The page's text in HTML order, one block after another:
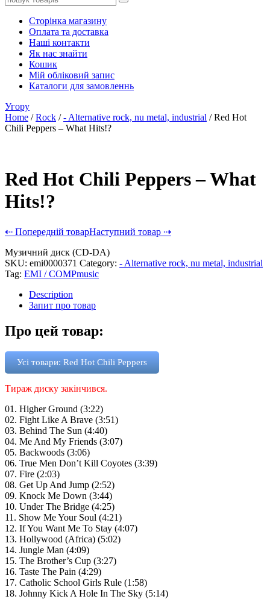
Сторінка магазину
Оплата та доставка
Наші контакти
Як нас знайти
Кошик
Мій обліковий запис
Каталоги для замовленнь
Угору
Home /Rock /- Alternative rock, nu metal, industrial / Red Hot
Chili Peppers – What Hits!?
Red Hot Chili Peppers – What
Hits!?
⇠ Попередній товарНаступний товар ⇢
Музичний диск (CD-DA)
SKU: emi0000371 Category: - Alternative rock, nu metal, industrial
Tag: EMI / COMPmusic
Description
Запит про товар
Про цей товар:
Усі товари: Red Hot Chili Peppers
Тираж диску закінчився.
01. Higher Ground (3:22)
02. Fight Like A Brave (3:51)
03. Behind The Sun (4:40)
04. Me And My Friends (3:07)
05. Backwoods (3:06)
06. True Men Don’t Kill Coyotes (3:39)
07. Fire (2:03)
08. Get Up And Jump (2:52)
09. Knock Me Down (3:44)
10. Under The Bridge (4:25)
11. Show Me Your Soul (4:21)
12. If You Want Me To Stay (4:07)
13. Hollywood (Africa) (5:02)
14. Jungle Man (4:09)
15. The Brother’s Cup (3:27)
16. Taste The Pain (4:29)
17. Catholic School Girls Rule (1:58)
18. Johnny Kick A Hole In The Sky (5:14)